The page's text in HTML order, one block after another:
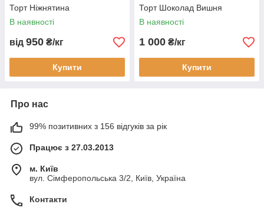
Торт Ніжнятина
В наявності
від 950 ₴/кг
Купити
Торт Шоколад Вишня
В наявності
1 000 ₴/кг
Купити
Про нас
99% позитивних з 156 відгуків за рік
Працює з 27.03.2013
м. Київ
вул. Сімферопольська 3/2, Київ, Україна
Контакти